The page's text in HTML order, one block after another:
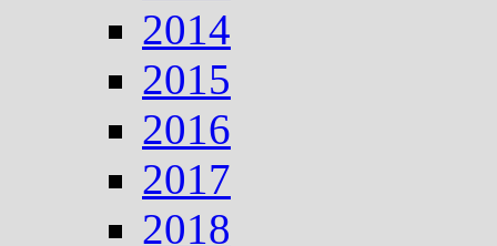
2014
2015
2016
2017
2018